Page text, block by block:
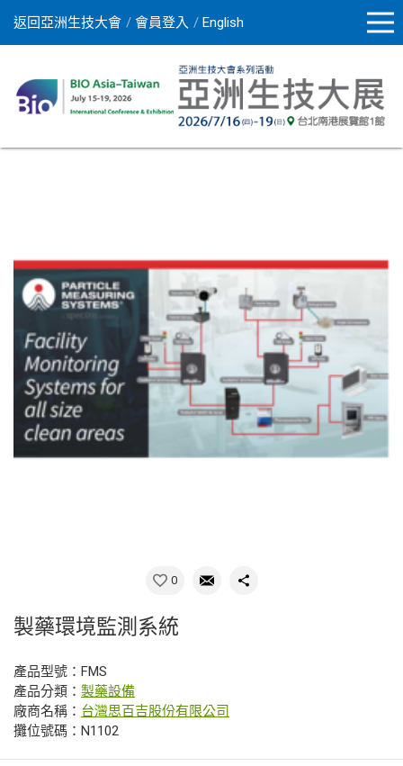
返回亞洲生技大會 會員登入 English
0
製藥環境監測系統
產品型號：FMS
產品分類： 製藥設備
廠商名稱： 台灣思百吉股份有限公司
攤位號碼：N1102